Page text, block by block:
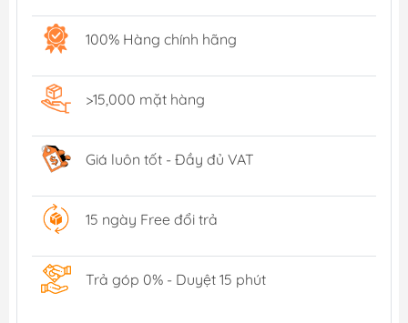
100% Hàng chính hãng
>15,000 mặt hàng
Giá luôn tốt - Đầy đủ VAT
15 ngày Free đổi trả
Trả góp 0% - Duyệt 15 phút